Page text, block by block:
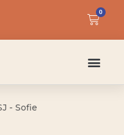
0
- Sofie